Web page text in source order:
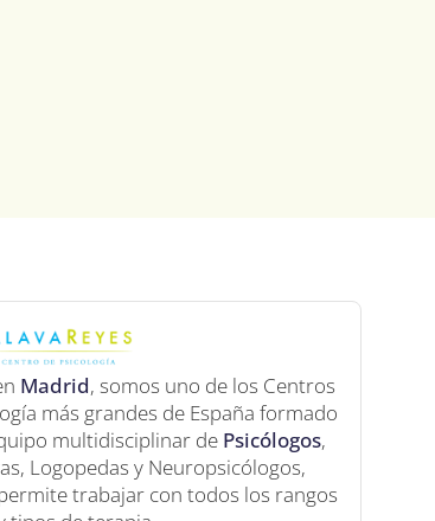
Madrid, somos uno de los Centros
más grandes de España formado
multidisciplinar de Psicólogos,
Logopedas y Neuropsicólogos,
trabajar con todos los rangos